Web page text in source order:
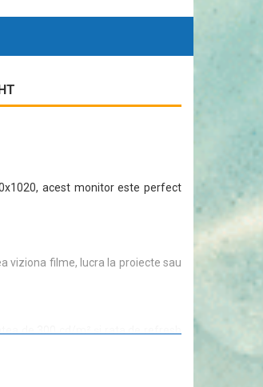
acest monitor este perfect
viziona filme, lucra la proiecte sau